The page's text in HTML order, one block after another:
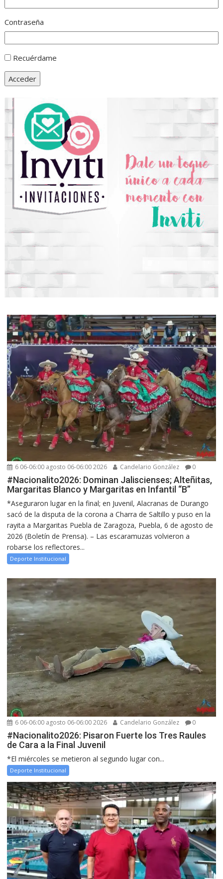
Contraseña
Recuérdame
Acceder
6 06-06:00 agosto 06-06:00 2026 Candelario González 0
#Nacionalito2026: Dominan Jaliscienses; Alteñitas,
Margaritas Blanco y Margaritas en Infantil “B”
*Aseguraron lugar en la final; en Juvenil, Alacranas de Durango
sacó de la disputa de la corona a Charra de Saltillo y puso en la
rayita a Margaritas Puebla de Zaragoza, Puebla, 6 de agosto de
2026 (Boletín de Prensa). – Las escaramuzas volvieron a
robarse los reflectores...
Deporte Institucional
6 06-06:00 agosto 06-06:00 2026 Candelario González 0
#Nacionalito2026: Pisaron Fuerte los Tres Raules
de Cara a la Final Juvenil
*El miércoles se metieron al segundo lugar con...
Deporte Institucional